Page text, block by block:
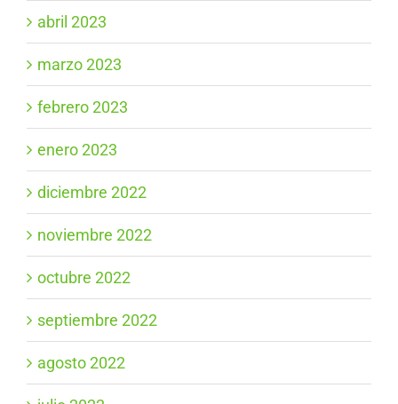
abril 2023
marzo 2023
febrero 2023
enero 2023
diciembre 2022
noviembre 2022
octubre 2022
septiembre 2022
agosto 2022